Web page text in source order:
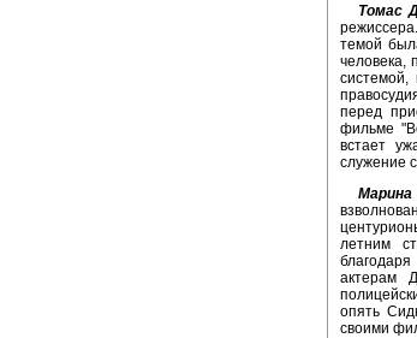
Томас
темой
человека,
перед
фильме
встает
служение
летним
актерам
опять
своими